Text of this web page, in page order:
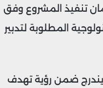
تنفيذ المشروع وفق
المطلوبة لتدبير
يندرج ضمن رؤية تهدف